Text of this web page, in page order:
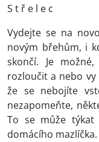
S t ř e l e c
Vydejte se na
novým břehům, i
skončí. Je
rozloučit a nebo vy
že se nebojíte
nezapomeňte,
To se může týkat
domácího mazlíčka.